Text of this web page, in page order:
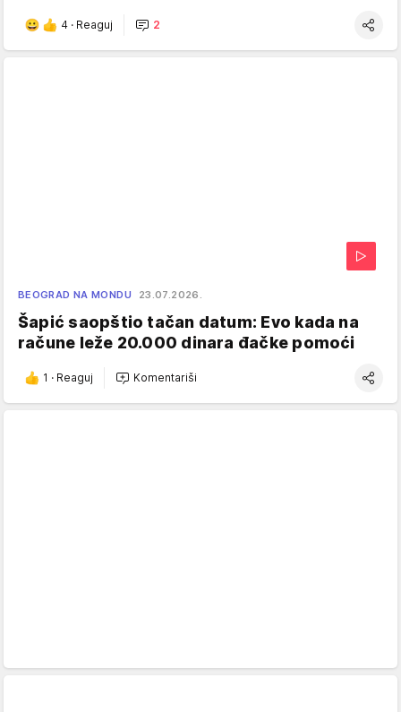
4 · Reaguj 2
BEOGRAD NA MONDU 23.07.2026.
Šapić saopštio tačan datum: Evo kada na
račune leže 20.000 dinara đačke pomoći
1 · Reaguj Komentariši